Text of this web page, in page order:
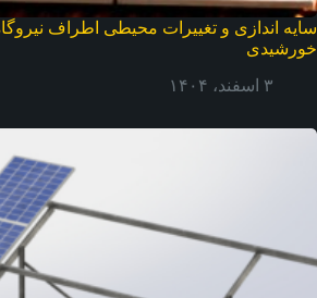
سایه اندازی و تغییرات محیطی اطراف
خورشیدی
۳ اسفند، ۱۴۰۴